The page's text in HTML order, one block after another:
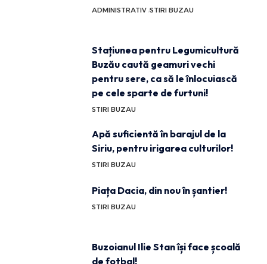
ADMINISTRATIV STIRI BUZAU
Stațiunea pentru Legumicultură
Buzău caută geamuri vechi
pentru sere, ca să le înlocuiască
pe cele sparte de furtuni!
STIRI BUZAU
Apă suficientă în barajul de la
Siriu, pentru irigarea culturilor!
STIRI BUZAU
Piața Dacia, din nou în șantier!
STIRI BUZAU
Buzoianul Ilie Stan își face școală
de fotbal!